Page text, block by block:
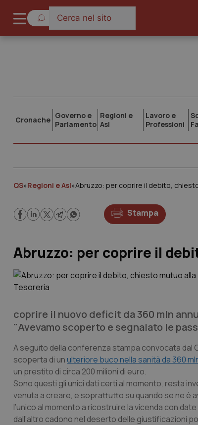
Cronache Governo e
Parlamento
Regioni e
Asl
Lavoro e
Professioni
QS»Regioni e Asl»Abruzzo: per coprire il debito,
Stampa
Abruzzo: per coprire il
coprire il nuovo deficit da 360 mln
"Avevamo scoperto e segnalato le
A seguito della conferenza stampa convocata dal
scoperta di unulteriore buco nella sanità da 360
un prestito di circa 200 milioni di euro.
Sono questi gli unici dati certi al momento, resta
venuta a creare, e soprattutto su quando se ne è
l’unico al momento a ricostruire la vicenda con
dall’altro cadono nel deserto delle giustificazioni